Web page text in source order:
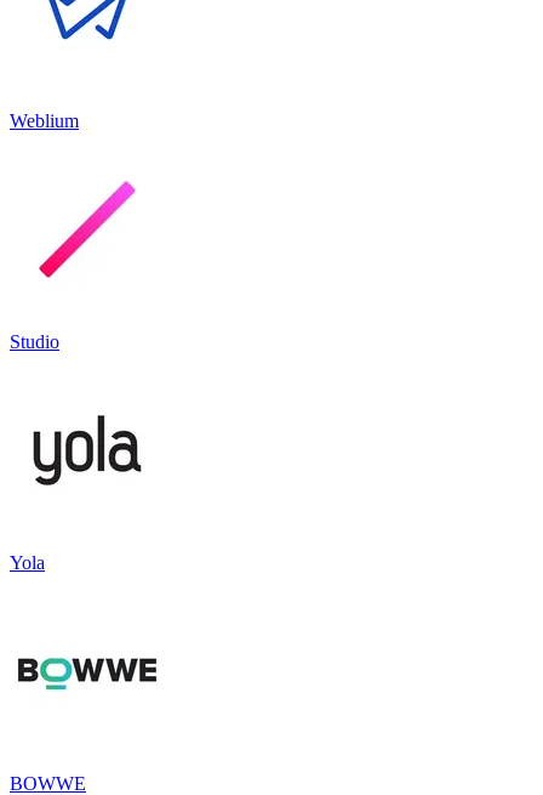
Weblium
Studio
Yola
BOWWE